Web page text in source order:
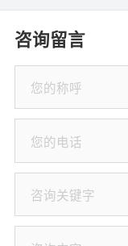
咨询留言